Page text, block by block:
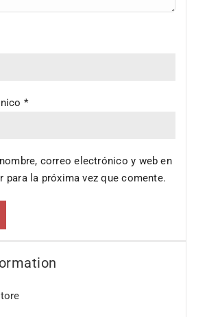
*
correo electrónico y web en
para la próxima vez que comente.